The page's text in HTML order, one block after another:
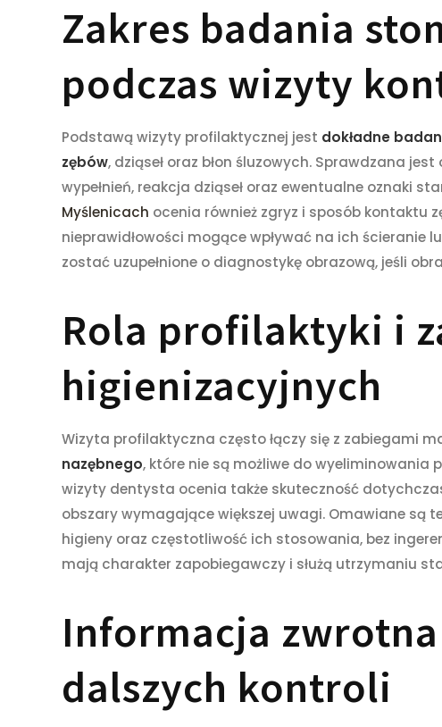
Zakres badania
podczas wizyty
Podstawą wizyty profilaktycznej jest dokładne
zębów, dziąseł oraz błon śluzowych. Sprawdzana
wypełnień, reakcja dziąseł oraz ewentualne oznaki
Myślenicach ocenia również zgryz i sposób kontaktu
nieprawidłowości mogące wpływać na ich ścieranie
zostać uzupełnione o diagnostykę obrazową, jeśli
Rola profilaktyki i
higienizacyjnych
Wizyta profilaktyczna często łączy się z zabiegami
nazębnego, które nie są możliwe do wyeliminowania
wizyty dentysta ocenia także skuteczność
obszary wymagające większej uwagi. Omawiane są
higieny oraz częstotliwość ich stosowania, bez
mają charakter zapobiegawczy i służą utrzymaniu
Informacja
dalszych kontroli